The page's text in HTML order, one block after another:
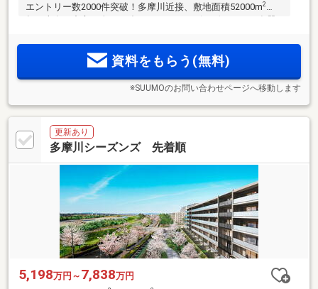
エントリー数2000件突破！多摩川近接、敷地面積52000m2
Oriented(認証取得済)、オンライン相談会も開催中
資料をもらう(無料)
※SUUMOのお問い合わせページへ移動します
更新あり
多摩川シーズンズ 先着順
5,198万円～ 7,838万円